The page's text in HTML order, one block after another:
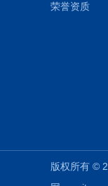
荣誉资质
版权所有 ©